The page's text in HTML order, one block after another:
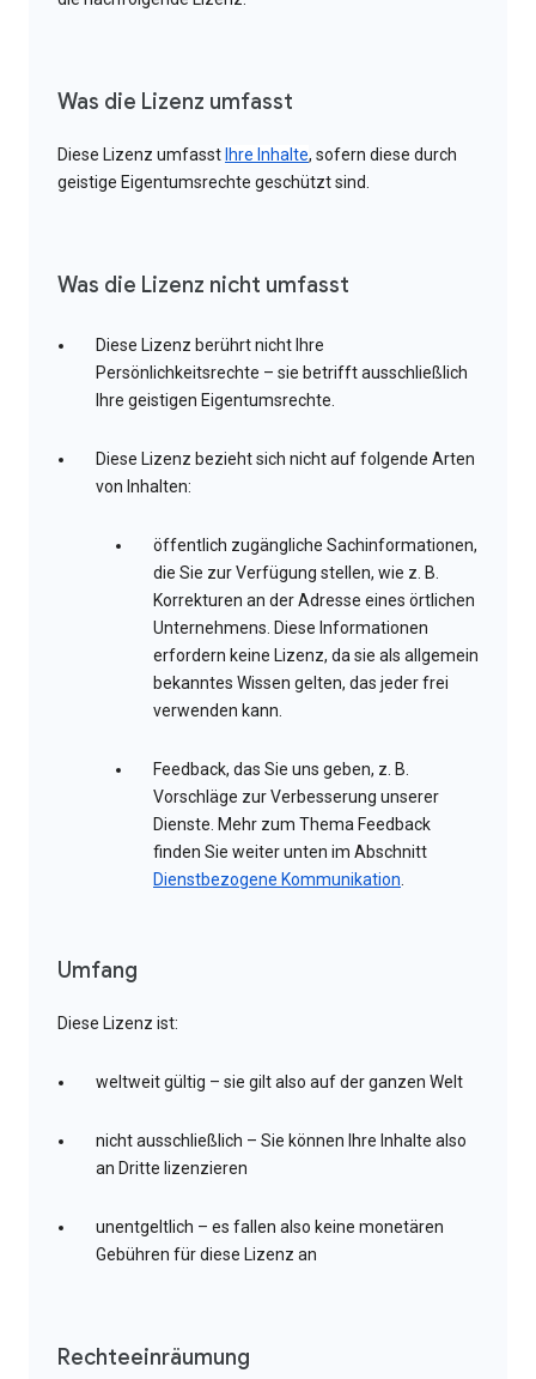
Was die Lizenz umfasst
Diese Lizenz umfasst Ihre Inhalte, sofern diese durch
geistige Eigentumsrechte geschützt sind.
Was die Lizenz nicht umfasst
Diese Lizenz berührt nicht Ihre
Persönlichkeitsrechte – sie betrifft ausschließlich
Ihre geistigen Eigentumsrechte.
Diese Lizenz bezieht sich nicht auf folgende Arten
von Inhalten:
öffentlich zugängliche Sachinformationen,
die Sie zur Verfügung stellen, wie z. B.
Korrekturen an der Adresse eines örtlichen
Unternehmens. Diese Informationen
erfordern keine Lizenz, da sie als allgemein
bekanntes Wissen gelten, das jeder frei
verwenden kann.
Feedback, das Sie uns geben, z. B.
Vorschläge zur Verbesserung unserer
Dienste. Mehr zum Thema Feedback
finden Sie weiter unten im Abschnitt
Dienstbezogene Kommunikation.
Umfang
Diese Lizenz ist:
weltweit gültig – sie gilt also auf der ganzen Welt
nicht ausschließlich – Sie können Ihre Inhalte also
an Dritte lizenzieren
unentgeltlich – es fallen also keine monetären
Gebühren für diese Lizenz an
Rechteeinräumung